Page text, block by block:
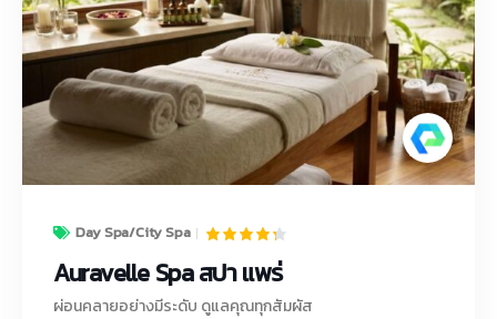
Day Spa/City Spa
Auravelle Spa สปา แพร่
ผ่อนคลายอย่างมีระดับ ดูแลคุณทุกสัมผัส